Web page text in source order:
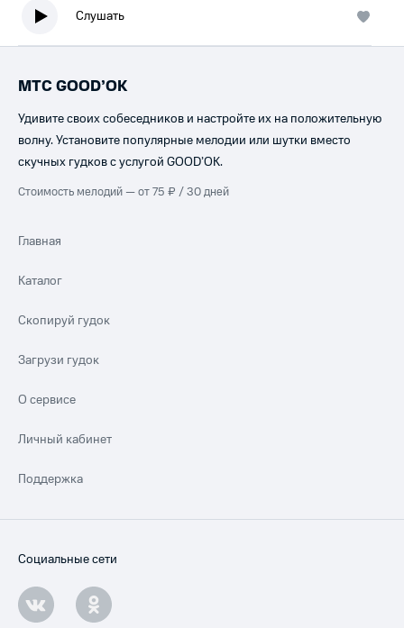
Слушать
МТС GOOD’OK
Удивите своих собеседников и настройте их на положительную
волну. Установите популярные мелодии или шутки вместо
скучных гудков с услугой GOOD’OK.
Стоимость мелодий — от 75 ₽ / 30 дней
Главная
Каталог
Скопируй гудок
Загрузи гудок
О сервисе
Личный кабинет
Поддержка
Социальные сети